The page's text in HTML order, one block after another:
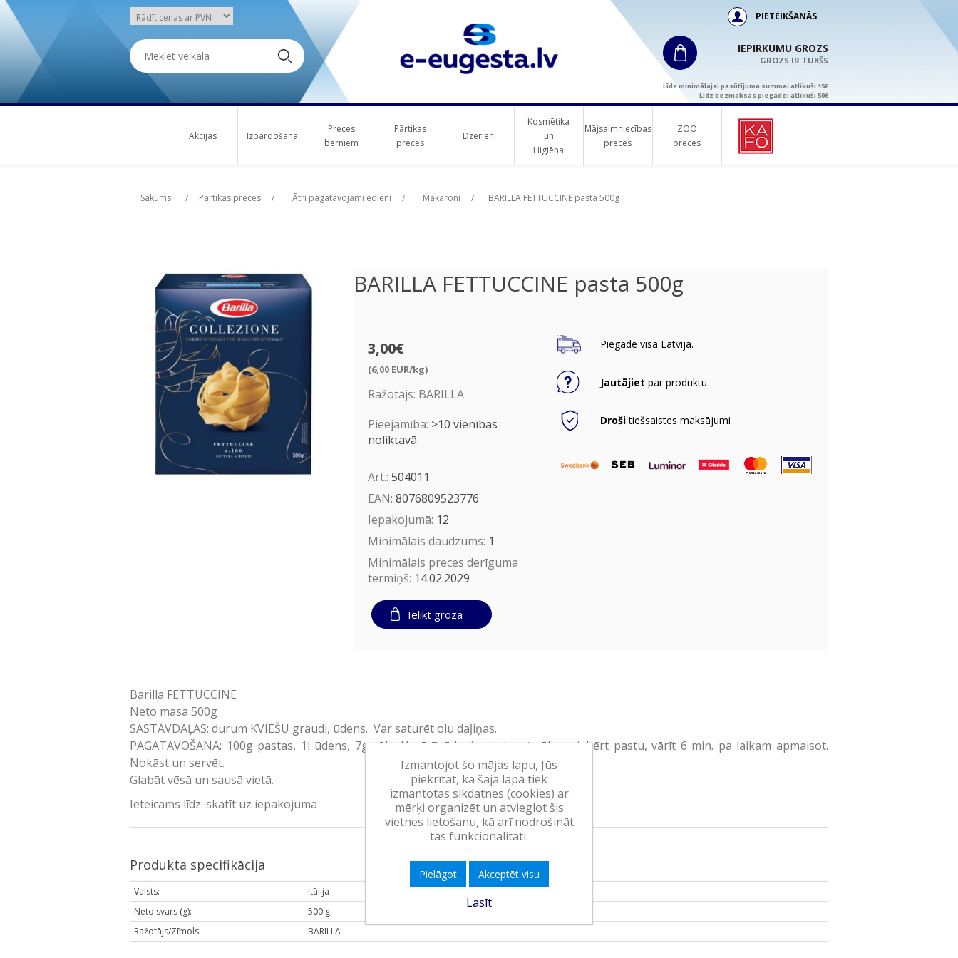
PIETEIKŠANĀS
IEPIRKUMU GROZS
GROZS IR TUKŠS
Līdz minimālajai pasūtījuma summai atlikuši 15€
Līdz bezmaksas piegādei atlikuši 50€
Akcijas Izpārdošana
Preces
bērniem
Pārtikas
preces
Dzērieni
Kosmētika
un
Higiēna
Mājsaimniecības
preces
ZOO
preces
Sākums / Pārtikas preces / Ātri pagatavojami ēdieni / Makaroni / BARILLA FETTUCCINE pasta 500g
BARILLA FETTUCCINE pasta 500g
3,00€
(6,00 EUR/kg)
Ražotājs: BARILLA
Pieejamība: >10 vienības
noliktavā
Art.: 504011
EAN: 8076809523776
Iepakojumā: 12
Minimālais daudzums: 1
Minimālais preces derīguma
termiņš: 14.02.2029
Ielikt grozā
Piegāde visā Latvijā.
Jautājiet par produktu
Drošitiešsaistes maksājumi
Barilla FETTUCCINE
Neto masa 500g
SASTĀVDAĻAS: durum KVIEŠU graudi, ūdens. Var saturēt olu daļiņas.
PAGATAVOŠANA: 100g pastas, 1l ūdens, 7g sāls. Uzvārīt ūdeni, pievienot sāli un iebērt pastu, vārīt 6 min. pa laikam apmaisot.
Nokāst un servēt.
Glabāt vēsā un sausā vietā.
Ieteicams līdz: skatīt uz iepakojuma
Produkta specifikācija
Valsts:
Itālija
Neto svars (g):
500 g
Ražotājs/Zīmols:
BARILLA
Izmantojot šo mājas lapu, Jūs
piekrītat, ka šajā lapā tiek
izmantotas sīkdatnes (cookies) ar
mērķi organizēt un atvieglot šis
vietnes lietošanu, kā arī nodrošināt
tās funkcionalitāti.
Pielāgot Akceptēt visu
Lasīt